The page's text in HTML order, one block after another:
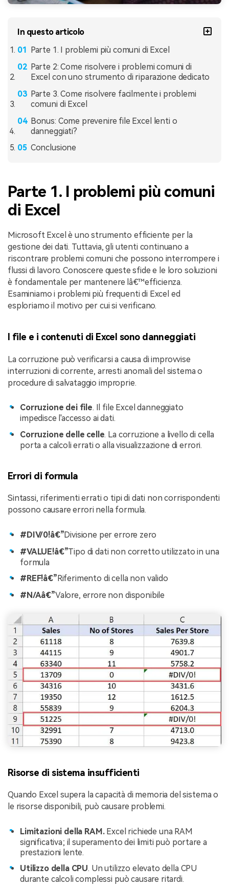
In questo articolo
Parte 1. I problemi più comuni di Excel
Parte 2: Come risolvere i problemi comuni di
Excel con uno strumento di riparazione dedicato
Parte 3. Come risolvere facilmente i problemi
comuni di Excel
Bonus: Come prevenire file Excel lenti o
danneggiati?
Conclusione
Parte 1. I problemi più comuni
di Excel
Microsoft Excel è uno strumento efficiente per la
gestione dei dati. Tuttavia, gli utenti continuano a
riscontrare problemi comuni che possono interrompere i
flussi di lavoro. Conoscere queste sfide e le loro soluzioni
è fondamentale per mantenere lâ€™efficienza.
Esaminiamo i problemi più frequenti di Excel ed
esploriamo il motivo per cui si verificano.
I file e i contenuti di Excel sono danneggiati
La corruzione può verificarsi a causa di improvvise
interruzioni di corrente, arresti anomali del sistema o
procedure di salvataggio improprie.
Corruzione dei file. Il file Excel danneggiato
impedisce l'accesso ai dati.
Corruzione delle celle. La corruzione a livello di cella
porta a calcoli errati o alla visualizzazione di errori.
Errori di formula
Sintassi, riferimenti errati o tipi di dati non corrispondenti
possono causare errori nella formula.
#DIV/0!â€”Divisione per errore zero
#VALUE!â€”Tipo di dati non corretto utilizzato in una
formula
#REF!â€” Riferimento di cella non valido
#N/Aâ€”Valore, errore non disponibile
Risorse di sistema insufficienti
Quando Excel supera la capacità di memoria del sistema o
le risorse disponibili, può causare problemi.
Limitazioni della RAM.Excel richiede una RAM
significativa; il superamento dei limiti può portare a
prestazioni lente.
Utilizzo della CPU. Un utilizzo elevato della CPU
durante calcoli complessi può causare ritardi.